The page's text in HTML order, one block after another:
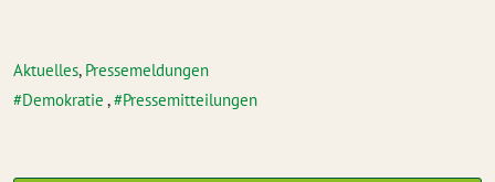
Aktuelles, Pressemeldungen
Demokratie , Pressemitteilungen